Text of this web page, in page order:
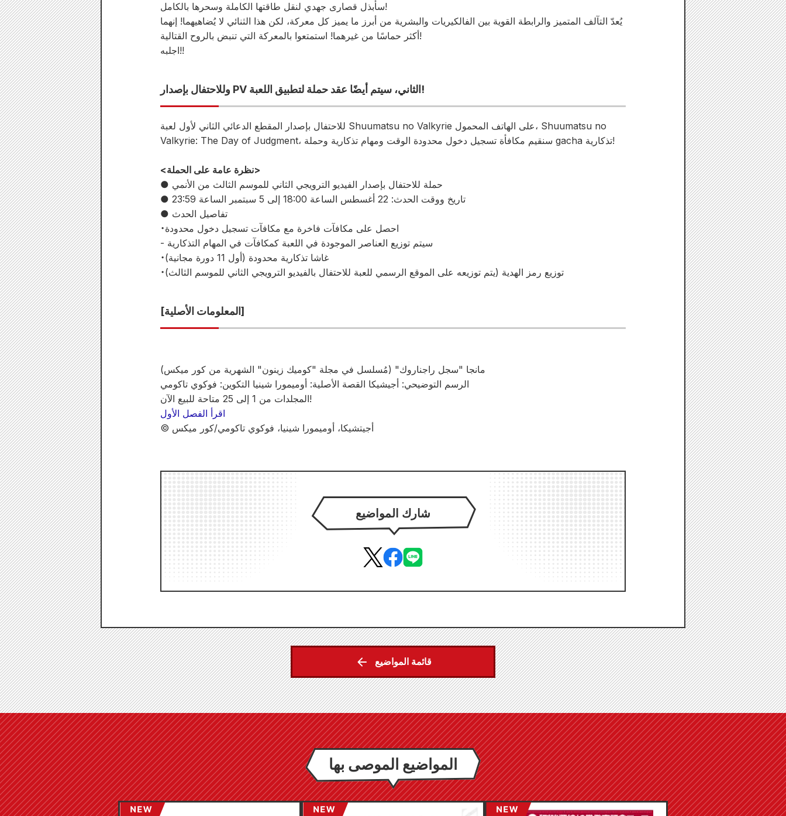
سأبذل قصارى جهدي لنقل طاقتها الكاملة وسحرها بالكامل!
يُعدّ التآلف المتميز والرابطة القوية بين الفالكيريات والبشرية من أبرز ما يميز كل معركة، لكن هذا الثنائي لا يُضاهيهما! إنهما
أكثر حماسًا من غيرهما! استمتعوا بالمعركة التي تنبض بالروح القتالية!
اجلبه!!
وللاحتفال بإصدار PV الثاني، سيتم أيضًا عقد حملة لتطبيق اللعبة!
للاحتفال بإصدار المقطع الدعائي الثاني لأول لعبة Shuumatsu no Valkyrie على الهاتف المحمول، Shuumatsu no
Valkyrie: The Day of Judgment، سنقيم مكافأة تسجيل دخول محدودة الوقت ومهام تذكارية وحملة gacha تذكارية!
<نظرة عامة على الحملة>
● حملة للاحتفال بإصدار الفيديو الترويجي الثاني للموسم الثالث من الأنمي
● تاريخ ووقت الحدث: 22 أغسطس الساعة 18:00 إلى 5 سبتمبر الساعة 23:59
● تفاصيل الحدث
・احصل على مكافآت فاخرة مع مكافآت تسجيل دخول محدودة
- سيتم توزيع العناصر الموجودة في اللعبة كمكافآت في المهام التذكارية
・غاشا تذكارية محدودة (أول 11 دورة مجانية)
・توزيع رمز الهدية (يتم توزيعه على الموقع الرسمي للعبة للاحتفال بالفيديو الترويجي الثاني للموسم الثالث)
[المعلومات الأصلية]
مانجا "سجل راجناروك" (مُسلسل في مجلة "كوميك زينون" الشهرية من كور ميكس)
الرسم التوضيحي: أجيشيكا القصة الأصلية: أوميمورا شينيا التكوين: فوكوي تاكومي
المجلدات من 1 إلى 25 متاحة للبيع الآن!
اقرأ الفصل الأول
© أجيتشيكا، أوميمورا شينيا، فوكوي تاكومي/كور ميكس
شارك المواضيع
قائمة المواضيع
المواضيع الموصى بها